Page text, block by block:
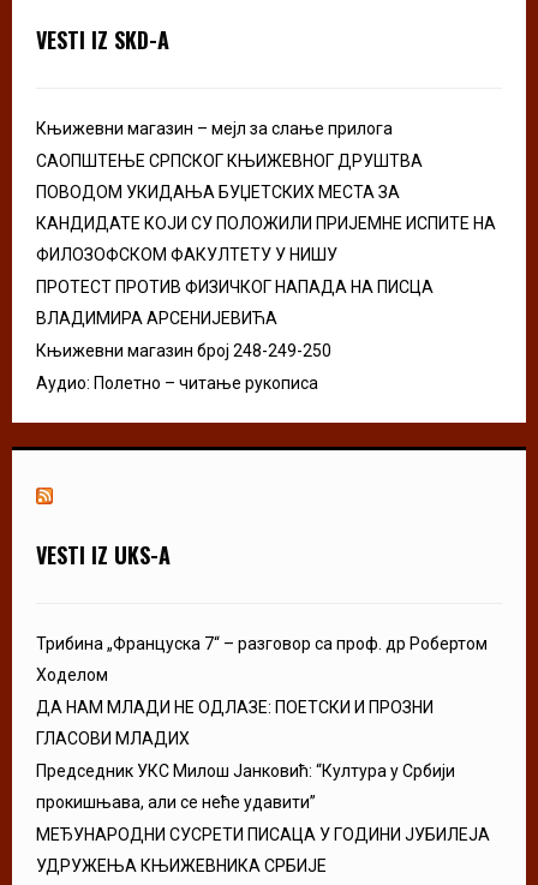
r
VESTI IZ SKD-A
Књижевни магазин – мејл за слање прилога
САОПШТЕЊЕ СРПСКОГ КЊИЖЕВНОГ ДРУШТВА
ПОВОДОМ УКИДАЊА БУЏЕТСКИХ МЕСТА ЗА
КАНДИДАТЕ КОЈИ СУ ПОЛОЖИЛИ ПРИЈЕМНЕ ИСПИТЕ НА
ФИЛОЗОФСКОМ ФАКУЛТЕТУ У НИШУ
ПРОТЕСТ ПРОТИВ ФИЗИЧКОГ НАПАДА НА ПИСЦА
ВЛАДИМИРА АРСЕНИЈЕВИЋА
Књижевни магазин број 248-249-250
Аудио: Полетно – читање рукописа
VESTI IZ UKS-A
Трибина „Француска 7“ – разговор са проф. др Робертом
Ходелом
ДА НАМ МЛАДИ НЕ ОДЛАЗЕ: ПОЕТСКИ И ПРОЗНИ
ГЛАСОВИ МЛАДИХ
Председник УКС Милош Јанковић: “Култура у Србији
прокишњава, али се неће удавити”
МЕЂУНАРОДНИ СУСРЕТИ ПИСАЦА У ГОДИНИ ЈУБИЛЕЈА
УДРУЖЕЊА КЊИЖЕВНИКА СРБИЈЕ